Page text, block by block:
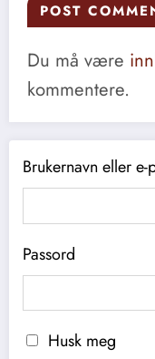
POST
Du må være
kommentere.
Brukernavn eller e-
Passord
Husk meg